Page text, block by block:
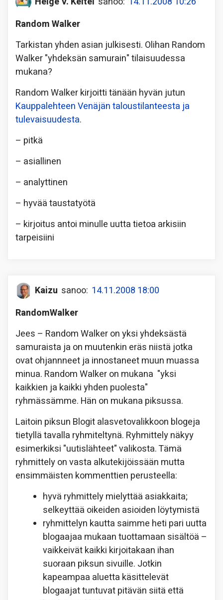
Random Walker
Tarkistan yhden asian julkisesti. Olihan Random
Walker "yhdeksän samurain" tilaisuudessa
mukana?
Random Walker kirjoitti tänään hyvän jutun
Kauppalehteen Venäjän taloustilanteesta ja
tulevaisuudesta.
– pitkä
– asiallinen
– analyttinen
– hyvää taustatyötä
– kirjoitus antoi minulle uutta tietoa arkisiin
tarpeisiini
Kaizu sanoo: 14.11.2008 18:00
RandomWalker
Jees – Random Walker on yksi yhdeksästä
samuraista ja on muutenkin eräs niistä jotka
ovat ohjannneet ja innostaneet muun muassa
minua. Random Walker on mukana "yksi
kaikkien ja kaikki yhden puolesta"
ryhmässämme. Hän on mukana piksussa.
Laitoin piksun Blogit alasvetovalikkoon blogeja
tietyllä tavalla ryhmiteltynä. Ryhmittely näkyy
esimerkiksi "uutislähteet" valikosta. Tämä
ryhmittely on vasta alkutekijöissään mutta
ensimmäisten kommenttien perusteella:
hyvä ryhmittely mielyttää asiakkaita;
selkeyttää oikeiden asioiden löytymistä
ryhmittelyn kautta saimme heti pari uutta
blogaajaa mukaan tuottamaan sisältöä –
vaikkeivät kaikki kirjoitakaan ihan
suoraan piksun sivuille. Jotkin
kapeampaa aluetta käsittelevät
blogaajat tuntuvat pitävän siitä että